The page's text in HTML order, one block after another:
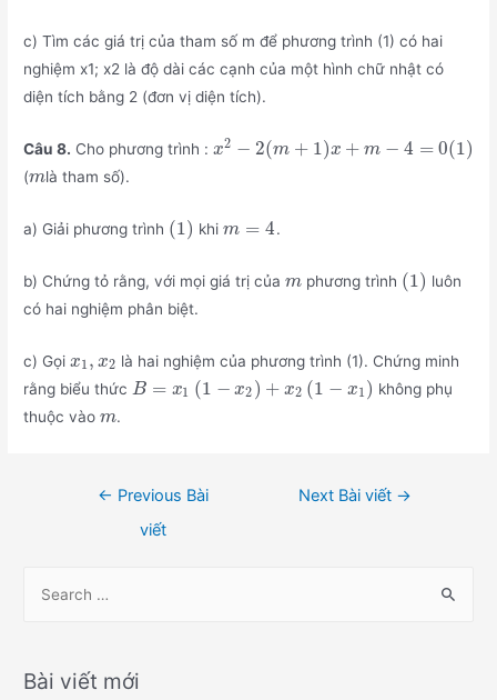
c) Tìm các giá trị của tham số m để phương trình (1) có hai
nghiệm x1; x2 là độ dài các cạnh của một hình chữ nhật có
diện tích bằng 2 (đơn vị diện tích).
Câu 8. Cho phương trình :x2 − 2(m + 1)x + m − 4 = 0(1)
(mlà tham số).
a) Giải phương trình (1) khim = 4.
b) Chứng tỏ rằng, với mọi giá trị củam phương trình (1) luôn
có hai nghiệm phân biệt.
c) Gọix1 , x2 là hai nghiệm của phương trình (1). Chứng minh
rằng biểu thức B = x1 (1 − x2 ) + x2 (1 − x1 ) không phụ
thuộc vàom.
← Previous Bài
viết
Next Bài viết →
rBài viết mới